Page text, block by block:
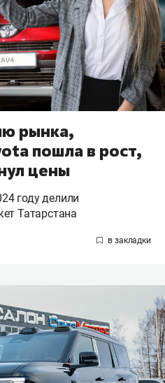
рынка,
пошла в рост,
цены
году делили
Татарстана